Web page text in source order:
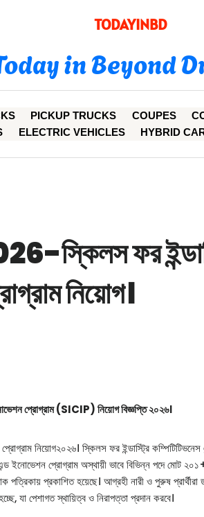
TODAYINBD
in Beyond
PICKUP TRUCKS COUPES
ELECTRIC VEHICLES HYBRID
ফর
নিয়োগ।
প্রোগ্রাম (SICIP) নিয়োগ বিজ্ঞপ্তি ২০২৬।
নিয়োগ২০২৬। স্কিলস ফর ইন্ডাস্ট্রি কম্পিটিটিভনেস
ইনোভেশন প্রোগ্রাম অস্থায়ী ভাবে বিভিন্ন পদে মোট
প্রকাশিত হয়েছে। আগ্রহী নারী ও পুরুষ প্রার্থীরা
যা পেশাগত স্থায়িত্ব ও নিরাপত্তা প্রদান করবে।